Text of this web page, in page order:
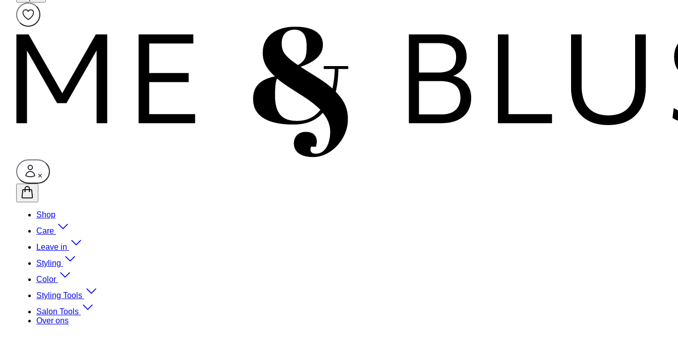
✕
Shop
Care
Leave in
Styling
Color
Styling Tools
Salon Tools
Over ons